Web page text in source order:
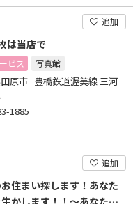
追加
は当店で
ビス 写真館
原市 豊橋鉄道渥美線 三河
1885
追加
住まい探します！あなた
かします！！～あなたの